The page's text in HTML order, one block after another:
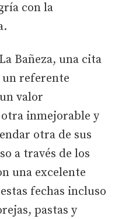
con la
Bañeza, una cita
un referente
valor
inmejorable y
otra de sus
a través de los
una excelente
fechas incluso
pastas y